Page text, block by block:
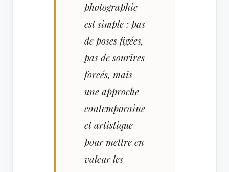
photographie
est simple : pas
de poses figées,
pas de sourires
forcés, mais
une approche
contemporaine
et artistique
pour mettre en
valeur les